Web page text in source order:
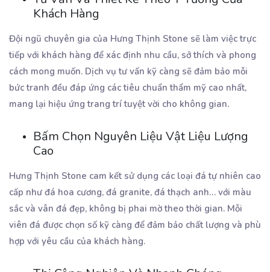
Khách Hàng
Đội ngũ chuyên gia của Hưng Thịnh Stone sẽ làm việc trực
tiếp với khách hàng để xác định nhu cầu, sở thích và phong
cách mong muốn. Dịch vụ tư vấn kỹ càng sẽ đảm bảo mỗi
bức tranh đều đáp ứng các tiêu chuẩn thẩm mỹ cao nhất,
mang lại hiệu ứng trang trí tuyệt vời cho không gian.
Bấm Chọn Nguyên Liệu Vật Liệu Lượng
Cao
Hưng Thịnh Stone cam kết sử dụng các loại đá tự nhiên cao
cấp như đá hoa cương, đá granite, đá thạch anh… với màu
sắc và vân đá đẹp, không bị phai mờ theo thời gian. Mỗi
viên đá được chọn số kỹ càng để đảm bảo chất lượng và phù
hợp với yêu cầu của khách hàng.